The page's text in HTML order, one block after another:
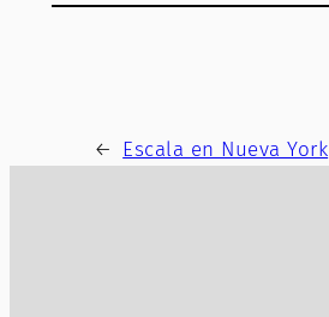
← Escala en Nueva York